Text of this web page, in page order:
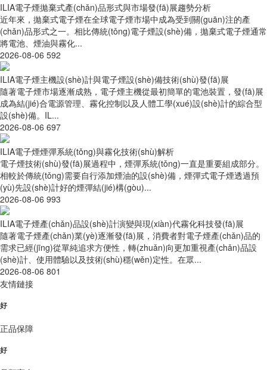
ILIA電子煙拋棄式產(chǎn)品形式與市場發(fā)展趨勢分析
近年來，拋棄式電子煙在全球電子煙市場中成為受到關(guān)注的產
(chǎn)品形式之一。相比傳統(tǒng)電子煙設(shè)備，拋棄式電子煙通常
將電池、煙油與霧化...
2026-08-06 592
ILIA電子煙主機設(shè)計與電子煙設(shè)備技術(shù)發(fā)展
隨著電子煙市場逐漸成熟，電子煙主機從最初簡單的電池裝置，發(fā)展
成為結(jié)合電源管理、霧化控制以及人體工學(xué)設(shè)計的綜合型
設(shè)備。IL...
2026-08-06 697
ILIA電子煙煙彈系統(tǒng)與霧化技術(shù)解析
電子煙技術(shù)發(fā)展過程中，煙彈系統(tǒng)一直是重要組成部分。
相較於傳統(tǒng)需要自行添加煙油的設(shè)備，煙彈式電子煙透過預
(yù)先設(shè)計好的煙彈結(jié)構(gòu)...
2026-08-06 993
ILIA電子煙產(chǎn)品設(shè)計演變與現(xiàn)代霧化科技發(fā)展
隨著電子煙產(chǎn)業(yè)逐漸發(fā)展，消費者對電子煙產(chǎn)品的
需求已經(jīng)從單純追求方便性，轉(zhuǎn)向更加重視產(chǎn)品設
(shè)計、使用體驗以及技術(shù)穩(wěn)定性。在眾...
2026-08-06 801
友情鏈接
好
正品保障
好